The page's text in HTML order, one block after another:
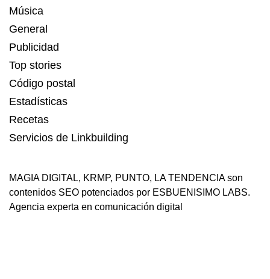
Música
General
Publicidad
Top stories
Código postal
Estadísticas
Recetas
Servicios de Linkbuilding
MAGIA DIGITAL, KRMP, PUNTO, LA TENDENCIAson
contenidos SEO potenciados por ESBUENISIMO LABS.
Agencia experta en comunicación digital